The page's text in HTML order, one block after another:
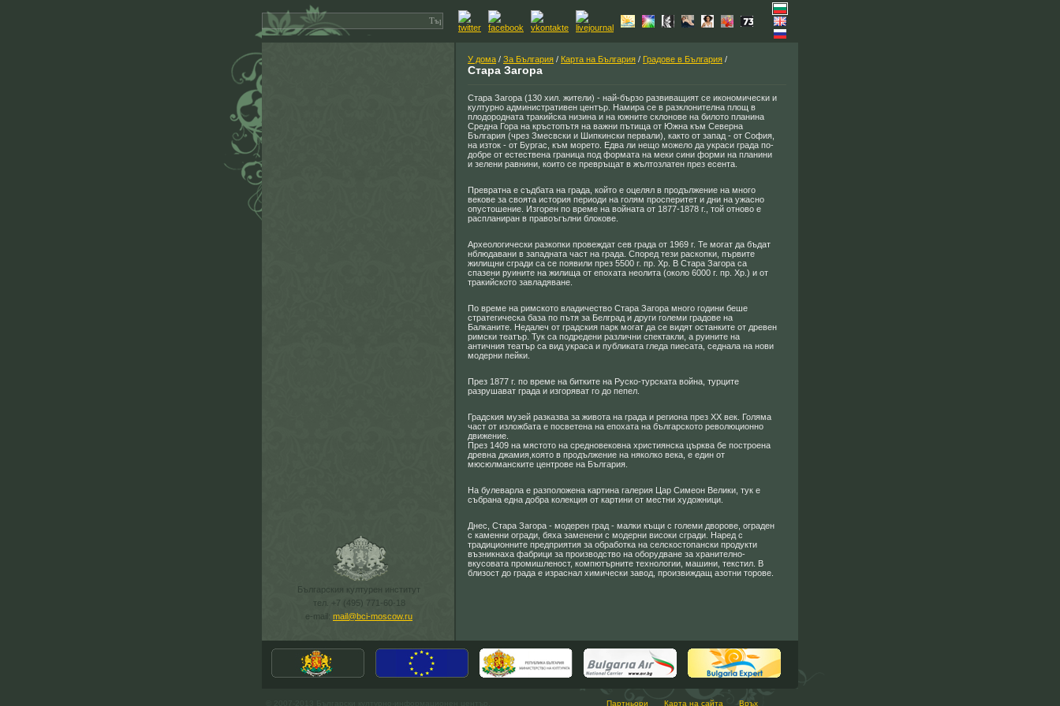
Българския културен институт
тел. +7 (495) 771-60-18
e-mail: mail@bci-moscow.ru
У дома / За България / Карта на България / Градове в България /
Стара Загора
Стара Загора (130 хил. жители) - най-бързо развиващият се икономически и
културно административен център. Намира се в разклонителна площ в
плодородната тракийска низина и на южните склонове на билото планина
Средна Гора на кръстопътя на важни пътища от Южна към Северна
България (чрез Змесвски и Шипкински первали), както от запад - от София,
на изток - от Бургас, към морето. Едва ли нещо можело да украси града по-
добре от естествена граница под формата на меки сини форми на планини
и зелени равнини, които се превръщат в жълтозлатен през есента.
Превратна е съдбата на града, който е оцелял в продължение на много
векове за своята история периоди на голям просперитет и дни на ужасно
опустошение. Изгорен по време на войната от 1877-1878 г., той отново е
распланиран в правоъгълни блокове.
Археологически разкопки провеждат сев града от 1969 г. Те могат да бъдат
нблюдавани в западната част на града. Според тези раскопки, първите
жилищни сгради са се появили през 5500 г. пр. Хр. В Стара Загора са
спазени руините на жилища от епохата неолита (около 6000 г. пр. Хр.) и от
тракийското завладяване.
По време на римското владичество Стара Загора много години беше
стратегическа база по пътя за Белград и други големи градове на
Балканите. Недалеч от градския парк могат да се видят останките от древен
римски театър. Тук са подредени различни спектакли, а руините на
античния театър са вид украса и публиката гледа пиесата, седнала на нови
модерни пейки.
През 1877 г. по време на битките на Руско-турската война, турците
разрушават града и изгоряват го до пепел.
Градския музей разказва за живота на града и региона през ХХ век. Голяма
част от изложбата е посветена на епохата на българското революционно
движение.
През 1409 на мястото на средновековна християнска църква бе построена
древна джамия,която в продължение на няколко века, е един от
мюсюлманските центрове на България.
На булеварла е разположена картина галерия Цар Симеон Велики, тук е
събрана една добра колекция от картини от местни художници.
Днес, Стара Загора - модерен град - малки къщи с големи дворове, ограден
с каменни огради, бяха заменени с модерни високи сгради. Наред с
традиционните предприятия за обработка на селскостопански продукти
възникнаха фабрици за производство на оборудване за хранително-
вкусовата промишленост, компютърните технологии, машини, текстил. В
близост до града е израснал химически завод, произвиждащ азотни торове.
Партньори Карта на сайта Връх